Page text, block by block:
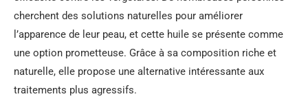
cherchent des solutions naturelles pour améliorer
l’apparence de leur peau, et cette huile se présente comme
une option prometteuse. Grâce à sa composition riche et
naturelle, elle propose une alternative intéressante aux
traitements plus agressifs.